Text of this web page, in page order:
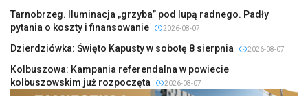
Tarnobrzeg. Iluminacja „grzyba” pod lupą radnego. Padły
pytania o koszty i finansowanie
2026-08-07
Dzierdziówka: Święto Kapusty w sobotę 8 sierpnia 2026-08-07
Kolbuszowa: Kampania referendalna w powiecie
kolbuszowskim już rozpoczęta
2026-08-07